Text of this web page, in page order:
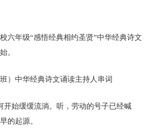
六年级“感悟经典相约圣贤”中华经典诗文
。
）中华经典诗文诵读主持人串词
开始缓缓流淌。听，劳动的号子已经喊
的起源。